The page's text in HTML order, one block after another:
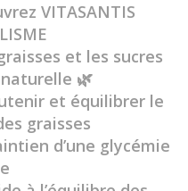
VITASANTIS
et les sucres
🌿
et équilibrer le
graisses
d’une glycémie